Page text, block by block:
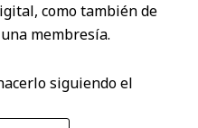
como también de
membresía.
siguiendo el